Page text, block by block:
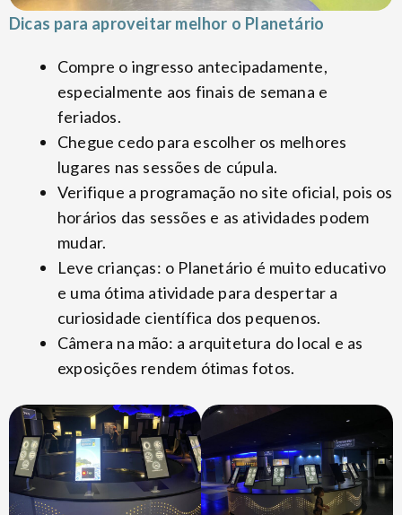
Dicas para aproveitar melhor o Planetário
Compre o ingresso antecipadamente,
especialmente aos finais de semana e
feriados.
Chegue cedo para escolher os melhores
lugares nas sessões de cúpula.
Verifique a programação no site oficial, pois os
horários das sessões e as atividades podem
mudar.
Leve crianças: o Planetário é muito educativo
e uma ótima atividade para despertar a
curiosidade científica dos pequenos.
Câmera na mão: a arquitetura do local e as
exposições rendem ótimas fotos.